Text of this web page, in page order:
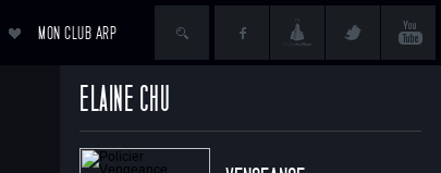
MON CLUB ARP
ELAINE CHU